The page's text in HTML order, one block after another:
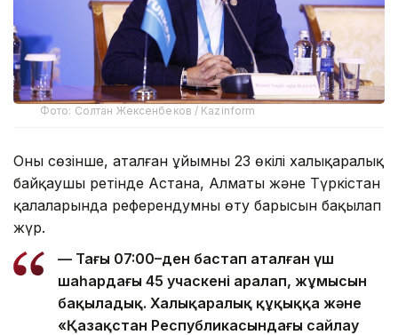
Фото: Солтан Жексенбеков / Kazinform
Оның сөзінше, аталған ұйымның 23 өкілі халықаралық
байқаушы ретінде Астана, Алматы және Түркістан
қалаларында референдумның өту барысын бақылап
жүр.
— Таңғы 07:00–ден бастап аталған үш
шаһардағы 45 учаскені аралап, жұмысын
бақыладық. Халықаралық құқыққа және
«Қазақстан Республикасындағы сайлау